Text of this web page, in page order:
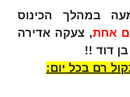
במהלך הכינוס
אחת, צעקה אדירה
דוד !!
רם בכל יום: